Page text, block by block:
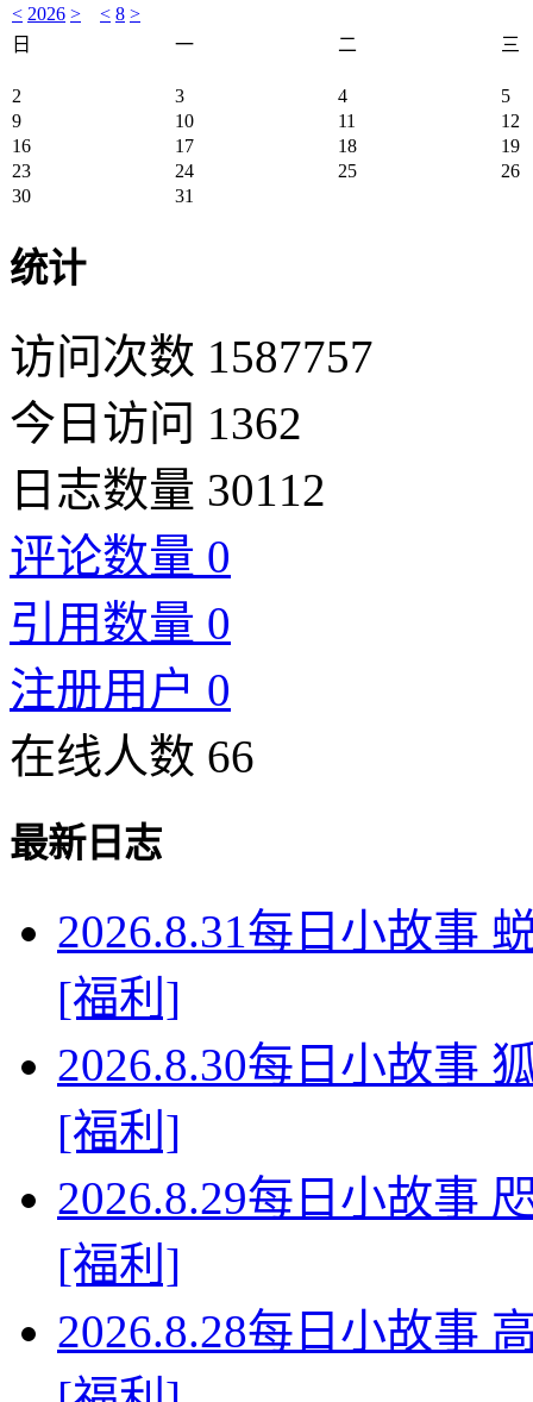
< 2026 > < 8 >
日
一 二 三
2 3 4
5
9
10 11
12
16
17 18
19
23
24 25
26
30
31
统计
访问次数 1587757
今日访问 1362
日志数量 30112
评论数量 0
引用数量 0
注册用户 0
在线人数 66
最新日志
2026.8.31每日小故事
[福利]
2026.8.30每日小故事
[福利]
2026.8.29每日小故事
[福利]
2026.8.28每日小故事